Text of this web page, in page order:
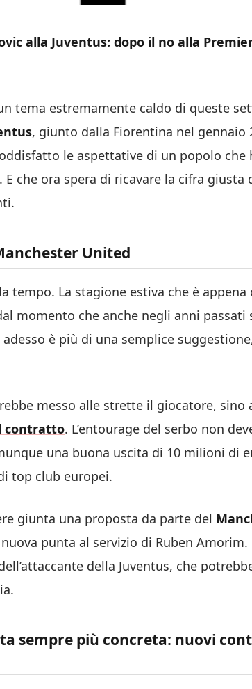
alla Juventus: dopo il no alla
tema estremamente caldo di queste
, giunto dalla Fiorentina nel gennaio
le aspettative di un popolo che
che ora spera di ricavare la cifra giusta
United
tempo. La stagione estiva che è
momento che anche negli anni passati
è più di una semplice
messo alle strette il giocatore, sino
contratto. L’entourage del serbo non
una buona uscita di 10 milioni di
top club europei.
giunta una proposta da parte del
punta al servizio di Ruben Amorim.
della Juventus, che
sempre più concreta: nuovi